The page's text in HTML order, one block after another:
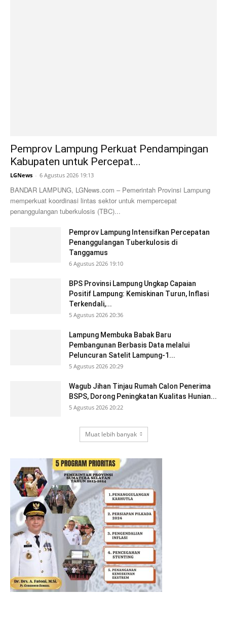
Pemprov Lampung Perkuat Pendampingan
Kabupaten untuk Percepat...
LGNews - 6 Agustus 2026 19:13
BANDAR LAMPUNG, LGNews.com – Pemerintah Provinsi Lampung
memperkuat koordinasi lintas sektor untuk mempercepat
penanggulangan tuberkulosis (TBC)...
Pemprov Lampung Intensifkan Percepatan
Penanggulangan Tuberkulosis di
Tanggamus
6 Agustus 2026 19:10
BPS Provinsi Lampung Ungkap Capaian
Positif Lampung: Kemiskinan Turun, Inflasi
Terkendali,...
5 Agustus 2026 20:36
Lampung Membuka Babak Baru
Pembangunan Berbasis Data melalui
Peluncuran Satelit Lampung-1...
5 Agustus 2026 20:29
Wagub Jihan Tinjau Rumah Calon Penerima
BSPS, Dorong Peningkatan Kualitas Hunian...
5 Agustus 2026 20:22
Muat lebih banyak